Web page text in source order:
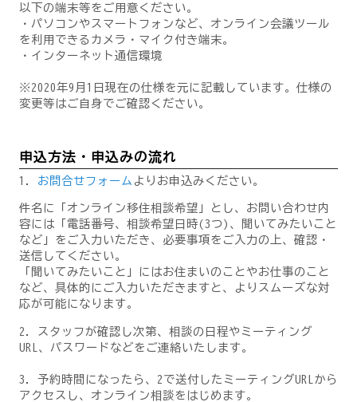
以下の端末等をご用意ください。
・パソコンやスマートフォンなど、オンライン会議ツール
を利用できるカメラ・マイク付き端末。
・インターネット通信環境
※2020年9月1日現在の仕様を元に記載しています。仕様の
変更等はご自身でご確認ください。
申込方法・申込みの流れ
1． お問合せフォーム よりお申込みください。
件名に「オンライン移住相談希望」とし、お問い合わせ内
容には「電話番号、相談希望日時(3つ)、聞いてみたいこと
など」をご入力いただき、必要事項をご入力の上、確認・
送信してください。
「聞いてみたいこと」にはお住まいのことやお仕事のこと
など、具体的にご入力いただきますと、よりスムーズな対
応が可能になります。
2．スタッフが確認し次第、相談の日程やミーティング
URL、パスワードなどをご連絡いたします。
3．予約時間になったら、2で送付したミーティングURLから
アクセスし、オンライン相談をはじめます。